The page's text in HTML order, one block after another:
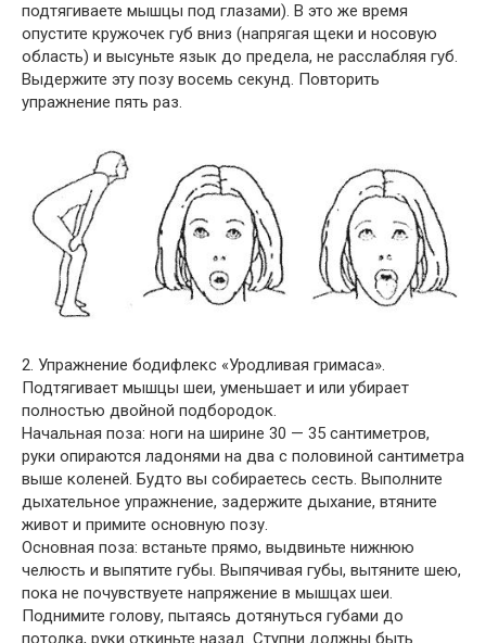
подтягиваете мышцы под глазами). В это же время
опустите кружочек губ вниз (напрягая щеки и носовую
область) и высуньте язык до предела, не расслабляя губ.
Выдержите эту позу восемь секунд. Повторить
упражнение пять раз.
2. Упражнение бодифлекс «Уродливая гримаса».
Подтягивает мышцы шеи, уменьшает и или убирает
полностью двойной подбородок.
Начальная поза: ноги на ширине 30 — 35 сантиметров,
руки опираются ладонями на два с половиной сантиметра
выше коленей. Будто вы собираетесь сесть. Выполните
дыхательное упражнение, задержите дыхание, втяните
живот и примите основную позу.
Основная поза: встаньте прямо, выдвиньте нижнюю
челюсть и выпятите губы. Выпячивая губы, вытяните шею,
пока не почувствуете напряжение в мышцах шеи.
Поднимите голову, пытаясь дотянуться губами до
потолка, руки откиньте назад. Ступни должны быть